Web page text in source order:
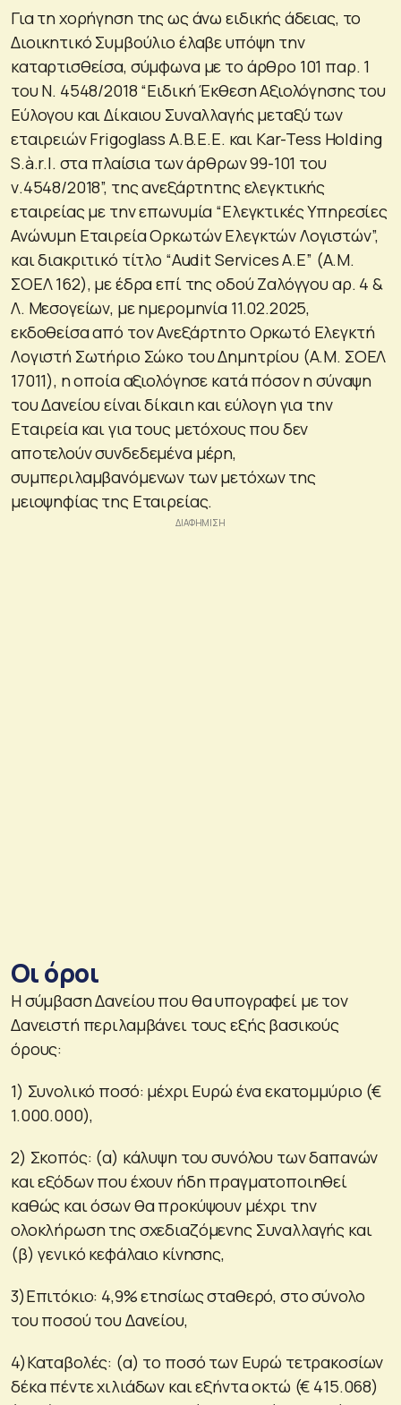
Για τη χορήγηση της ως άνω ειδικής άδειας, το
Διοικητικό Συμβούλιο έλαβε υπόψη την
καταρτισθείσα, σύμφωνα με το άρθρο 101 παρ. 1
του Ν. 4548/2018 “Ειδική Έκθεση Αξιολόγησης του
Εύλογου και Δίκαιου Συναλλαγής μεταξύ των
εταιρειών Frigoglass A.B.E.E. και Kar-Tess Holding
S.à.r.l. στα πλαίσια των άρθρων 99-101 του
ν.4548/2018”, της ανεξάρτητης ελεγκτικής
εταιρείας με την επωνυμία “Ελεγκτικές Υπηρεσίες
Ανώνυμη Εταιρεία Ορκωτών Ελεγκτών Λογιστών”,
και διακριτικό τίτλο “Audit Services Α.Ε” (Α.Μ.
ΣΟΕΛ 162), με έδρα επί της οδού Ζαλόγγου αρ. 4 &
Λ. Μεσογείων, με ημερομηνία 11.02.2025,
εκδοθείσα από τον Ανεξάρτητο Ορκωτό Ελεγκτή
Λογιστή Σωτήριο Σώκο του Δημητρίου (Α.Μ. ΣΟΕΛ
17011), η οποία αξιολόγησε κατά πόσον η σύναψη
του Δανείου είναι δίκαιη και εύλογη για την
Εταιρεία και για τους μετόχους που δεν
αποτελούν συνδεδεμένα μέρη,
συμπεριλαμβανόμενων των μετόχων της
μειοψηφίας της Εταιρείας.
Οι όροι
Η σύμβαση Δανείου που θα υπογραφεί με τον
Δανειστή περιλαμβάνει τους εξής βασικούς
όρους:
1) Συνολικό ποσό: μέχρι Ευρώ ένα εκατομμύριο (€
1.000.000),
2) Σκοπός: (α) κάλυψη του συνόλου των δαπανών
και εξόδων που έχουν ήδη πραγματοποιηθεί
καθώς και όσων θα προκύψουν μέχρι την
ολοκλήρωση της σχεδιαζόμενης Συναλλαγής και
(β) γενικό κεφάλαιο κίνησης,
3)Επιτόκιο: 4,9% ετησίως σταθερό, στο σύνολο
του ποσού του Δανείου,
4)Καταβολές: (α) το ποσό των Ευρώ τετρακοσίων
δέκα πέντε χιλιάδων και εξήντα οκτώ (€ 415.068)